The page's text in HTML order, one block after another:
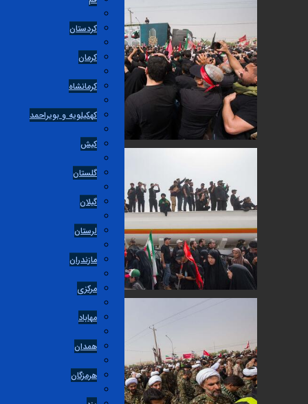
کردستان
کرمان
کرمانشاه
کهکیلویه و بویراحمد
کیش
گلستان
گیلان
لرستان
مازندران
مرکزی
مهاباد
همدان
هرمزگان